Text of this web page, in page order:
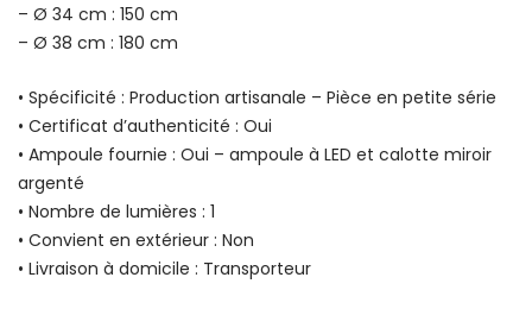
– Ø 34 cm : 150 cm
– Ø 38 cm : 180 cm
• Spécificité : Production artisanale – Pièce en petite série
• Certificat d’authenticité : Oui
• Ampoule fournie : Oui – ampoule à LED et calotte miroir
argenté
• Nombre de lumières : 1
• Convient en extérieur : Non
• Livraison à domicile : Transporteur